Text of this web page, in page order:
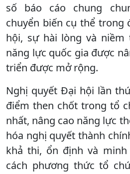
số báo cáo chung
chuyển biến cụ thể trong
hội, sự hài lòng và niềm
năng lực quốc gia được
triển được mở rộng.
Nghị quyết Đại hội lần
điểm then chốt trong tổ
nhất, nâng cao năng lực
hóa nghị quyết thành
khả thi, ổn định và minh
cách phương thức tổ